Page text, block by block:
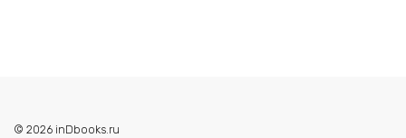
© 2026 inDbooks.ru